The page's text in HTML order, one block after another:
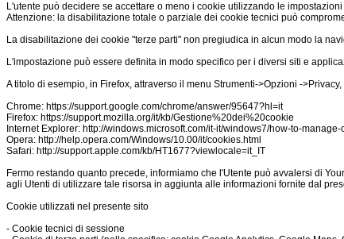
L'utente può decidere se accettare o meno i cookie utilizzando le
Attenzione: la disabilitazione totale o parziale dei cookie tecnici può
La disabilitazione dei cookie "terze parti" non pregiudica in alcun modo la
L'impostazione può essere definita in modo specifico per i diversi siti e
A titolo di esempio, in Firefox, attraverso il menu Strumenti->Opzioni -
Chrome: https://support.google.com/chrome/answer/95647?hl=it
Firefox: https://support.mozilla.org/it/kb/Gestione%20dei%20cookie
Internet Explorer: http://windows.microsoft.com/it-it/windows7/how-to-
Opera: http://help.opera.com/Windows/10.00/it/cookies.html
Safari: http://support.apple.com/kb/HT1677?viewlocale=it_IT
Fermo restando quanto precede, informiamo che l'Utente può avvalersi di
agli Utenti di utilizzare tale risorsa in aggiunta alle informazioni fornite dal
Cookie utilizzati nel presente sito
- Cookie tecnici di sessione